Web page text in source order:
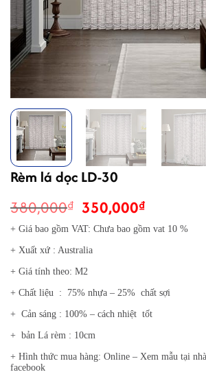
Rèm lá dọc LD-30
380,000₫ Giá
gốc
là:
380,000₫.
350,000₫Giá
hiện
tại
+ Giá bao gồm VAT: Chưa bao gồm vat 10 %
+ Xuất xứ : Australia
+ Giá tính theo: M2
+ Chất liệu : 75% nhựa – 25% chất sợi
+ Cản sáng : 100% – cách nhiệt tốt
+ bản Lá rèm : 10cm
+ Hình thức mua hàng: Online – Xem mẫu tại
facebook